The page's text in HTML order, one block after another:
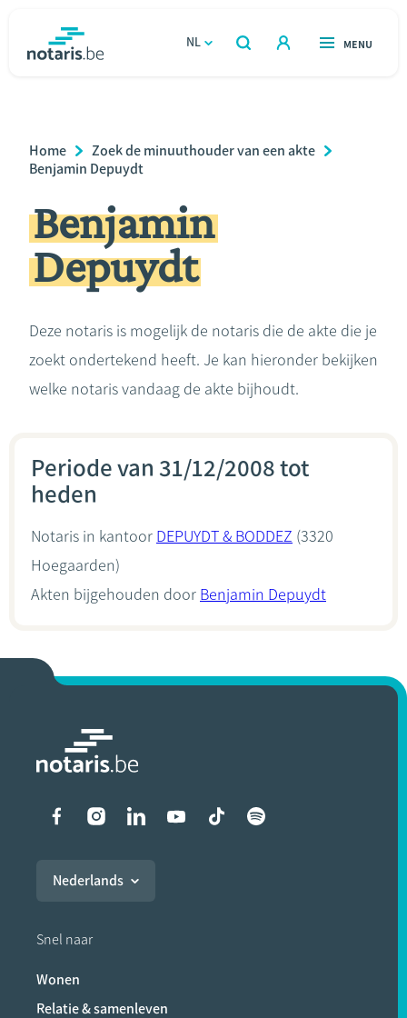
gaan
NL
OPEN
ZOEKEN
OPEN
MENU
Relatie & samenleven
Erven & schenken
Ondernemen
Rekenmodules
Breadcrumb
Home
Zoek de minuuthouder van een akte
Benjamin Depuydt
Benjamin
Depuydt
Deze notaris is mogelijk de notaris die de akte die je
zoekt ondertekend heeft. Je kan hieronder bekijken
welke notaris vandaag de akte bijhoudt.
Periode van 31/12/2008 tot
heden
Notaris in kantoor DEPUYDT & BODDEZ (3320
Hoegaarden)
Akten bijgehouden door Benjamin Depuydt
Liens vers les réseaux
Nederlands
Snel naar
Wonen
Relatie & samenleven